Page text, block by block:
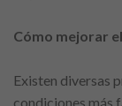
Cómo mejorar
Existen diversas
condiciones más